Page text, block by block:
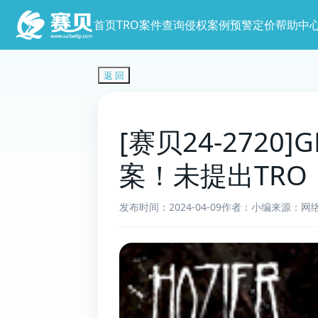
首页TRO案件查询侵权案例预警定价帮助中
返 回
[赛贝24-
案！未提出TRO
发布时间：2024-04-09作者：小编来源：网